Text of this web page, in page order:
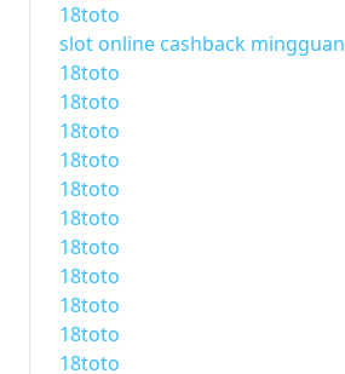
18toto
slot online cashback mingguan
18toto
18toto
18toto
18toto
18toto
18toto
18toto
18toto
18toto
18toto
18toto